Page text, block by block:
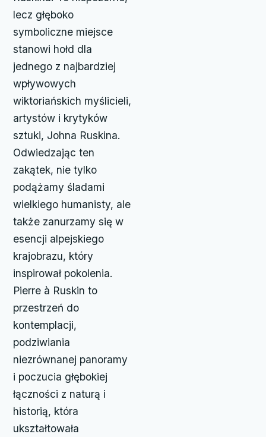
lecz głęboko
symboliczne miejsce
stanowi hołd dla
jednego z najbardziej
wpływowych
wiktoriańskich myślicieli,
artystów i krytyków
sztuki, Johna Ruskina.
Odwiedzając ten
zakątek, nie tylko
podążamy śladami
wielkiego humanisty, ale
także zanurzamy się w
esencji alpejskiego
krajobrazu, który
inspirował pokolenia.
Pierre à Ruskin to
przestrzeń do
kontemplacji,
podziwiania
niezrównanej panoramy
i poczucia głębokiej
łączności z naturą i
historią, która
ukształtowała